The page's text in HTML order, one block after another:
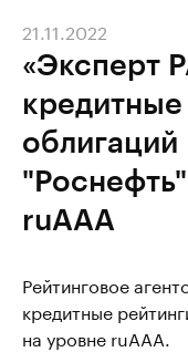
«Эксперт
ruAAA
21.11.2022
Рейтинговое
кредитные
на уровне ruAAA.